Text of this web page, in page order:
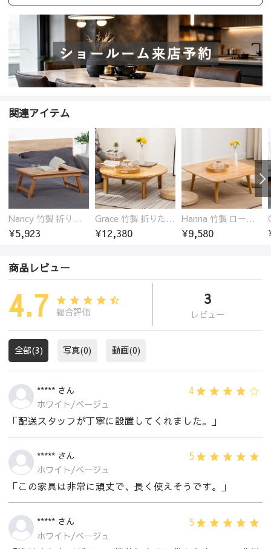
関連アイテム
Nancy 竹製 折りたたみ式ローテーブル センターテーブル
¥5,923
Grace 竹製 折りたたみ式ローテーブル センターテーブル センターテーブル 円型
¥12,380
Hanna 竹製 ローテーブル センターテーブル 北欧テイスト 組立簡単
¥9,580
商品レビュー
4.7 総合評価
3
レビュー
全部(3) 写真(0) 動画(0)
***** さん 4
ホワイト/ベージュ
「配送スタッフが丁寧に設置してくれました。」
***** さん 5
ホワイト/ベージュ
「この家具は非常に頑丈で、長く使えそうです。」
***** さん 5
ホワイト/ベージュ